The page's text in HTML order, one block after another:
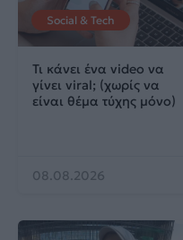
Social & Tech
Τι κάνει ένα video να
γίνει viral; (χωρίς να
είναι θέμα τύχης μόνο)
08.08.2026